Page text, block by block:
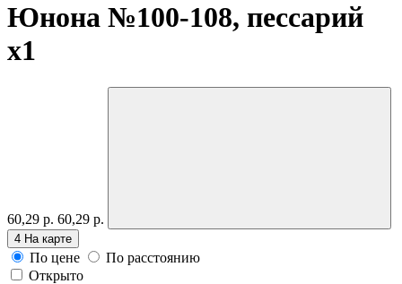
Юнона №100-108, пессарий
x1
60,29 р. 60,29 р.
4 На карте
По цене
По расстоянию
Открыто